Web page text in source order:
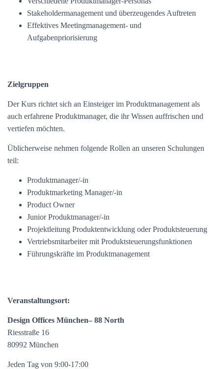
Stakeholdermanagement und überzeugendes Auftreten
Effektives Meetingmanagement- und
Aufgabenpriorisierung
Zielgruppen
Der Kurs richtet sich an Einsteiger im Produktmanagement als
auch erfahrene Produktmanager, die ihr Wissen auffrischen und
vertiefen möchten.
Üblicherweise nehmen folgende Rollen an unseren Schulungen
teil:
Produktmanager/-in
Produktmarketing Manager/-in
Product Owner
Junior Produktmanager/-in
Projektleitung Produktentwicklung oder Produktsteuerung
Vertriebsmitarbeiter mit Produktsteuerungsfunktionen
Führungskräfte im Produktmanagement
Veranstaltungsort:
Design Offices München– 88 North
Riesstraße 16
80992 München
Jeden Tag von 9:00-17:00